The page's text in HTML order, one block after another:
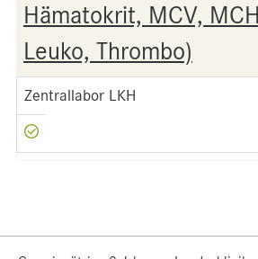
Hämatokrit, MCV,
Leuko, Thrombo)
Zentrallabor LKH